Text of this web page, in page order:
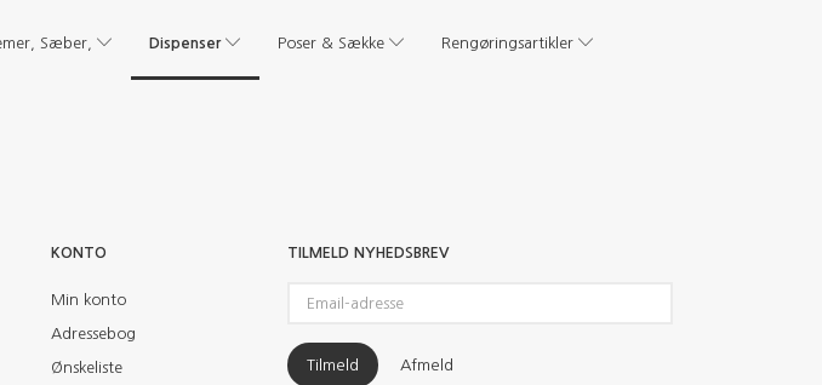
Sæber, Dispenser Poser & Sække Rengøringsartikler
KONTO
Min konto
Adressebog
Ønskeliste
TILMELD NYHEDSBREV
adresse
Tilmeld Afmeld